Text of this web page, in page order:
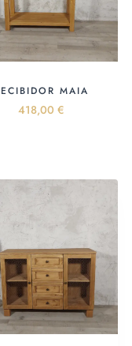
MAIA
418,00 €